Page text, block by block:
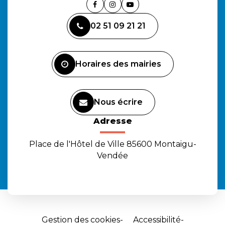
Lien
le
compte
Lien
le
compte
Lien
la
chaîne
02 51 09 21 21
Horaires des mairies
Nous écrire
Adresse
Place de l'Hôtel de Ville 85600 Montaigu-
Vendée
Gestion des cookies Accessibilité